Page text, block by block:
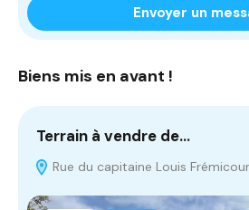
Envoyer un
Biens mis en avant !
Terrain à vendre de…
Rue du capitaine Louis